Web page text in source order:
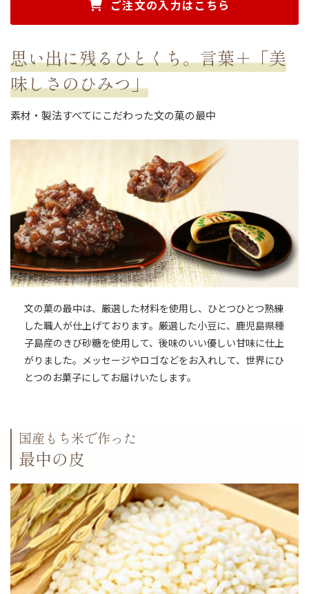
ご注文の入力はこちら
思い出に残るひとくち。言葉＋「美
味しさのひみつ」
素材・製法すべてにこだわった文の菓の最中
文の菓の最中は、厳選した材料を使用し、ひとつひとつ熟練
した職人が仕上げております。厳選した小豆に、鹿児島県種
子島産のきび砂糖を使用して、後味のいい優しい甘味に仕上
がりました。メッセージやロゴなどをお入れして、世界にひ
とつのお菓子にしてお届けいたします。
国産もち米で作った
最中の皮